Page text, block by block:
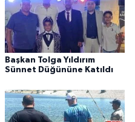
Başkan Tolga Yıldırım
Sünnet Düğününe Katıldı